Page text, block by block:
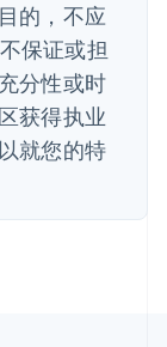
的，不应
保证或担
分性或时
获得执业
就您的特